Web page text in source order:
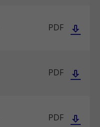
PDF
PDF
PDF